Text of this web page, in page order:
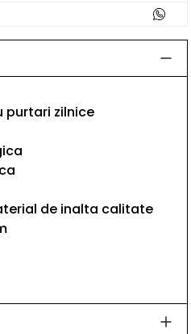
purtari zilnice
de inalta calitate